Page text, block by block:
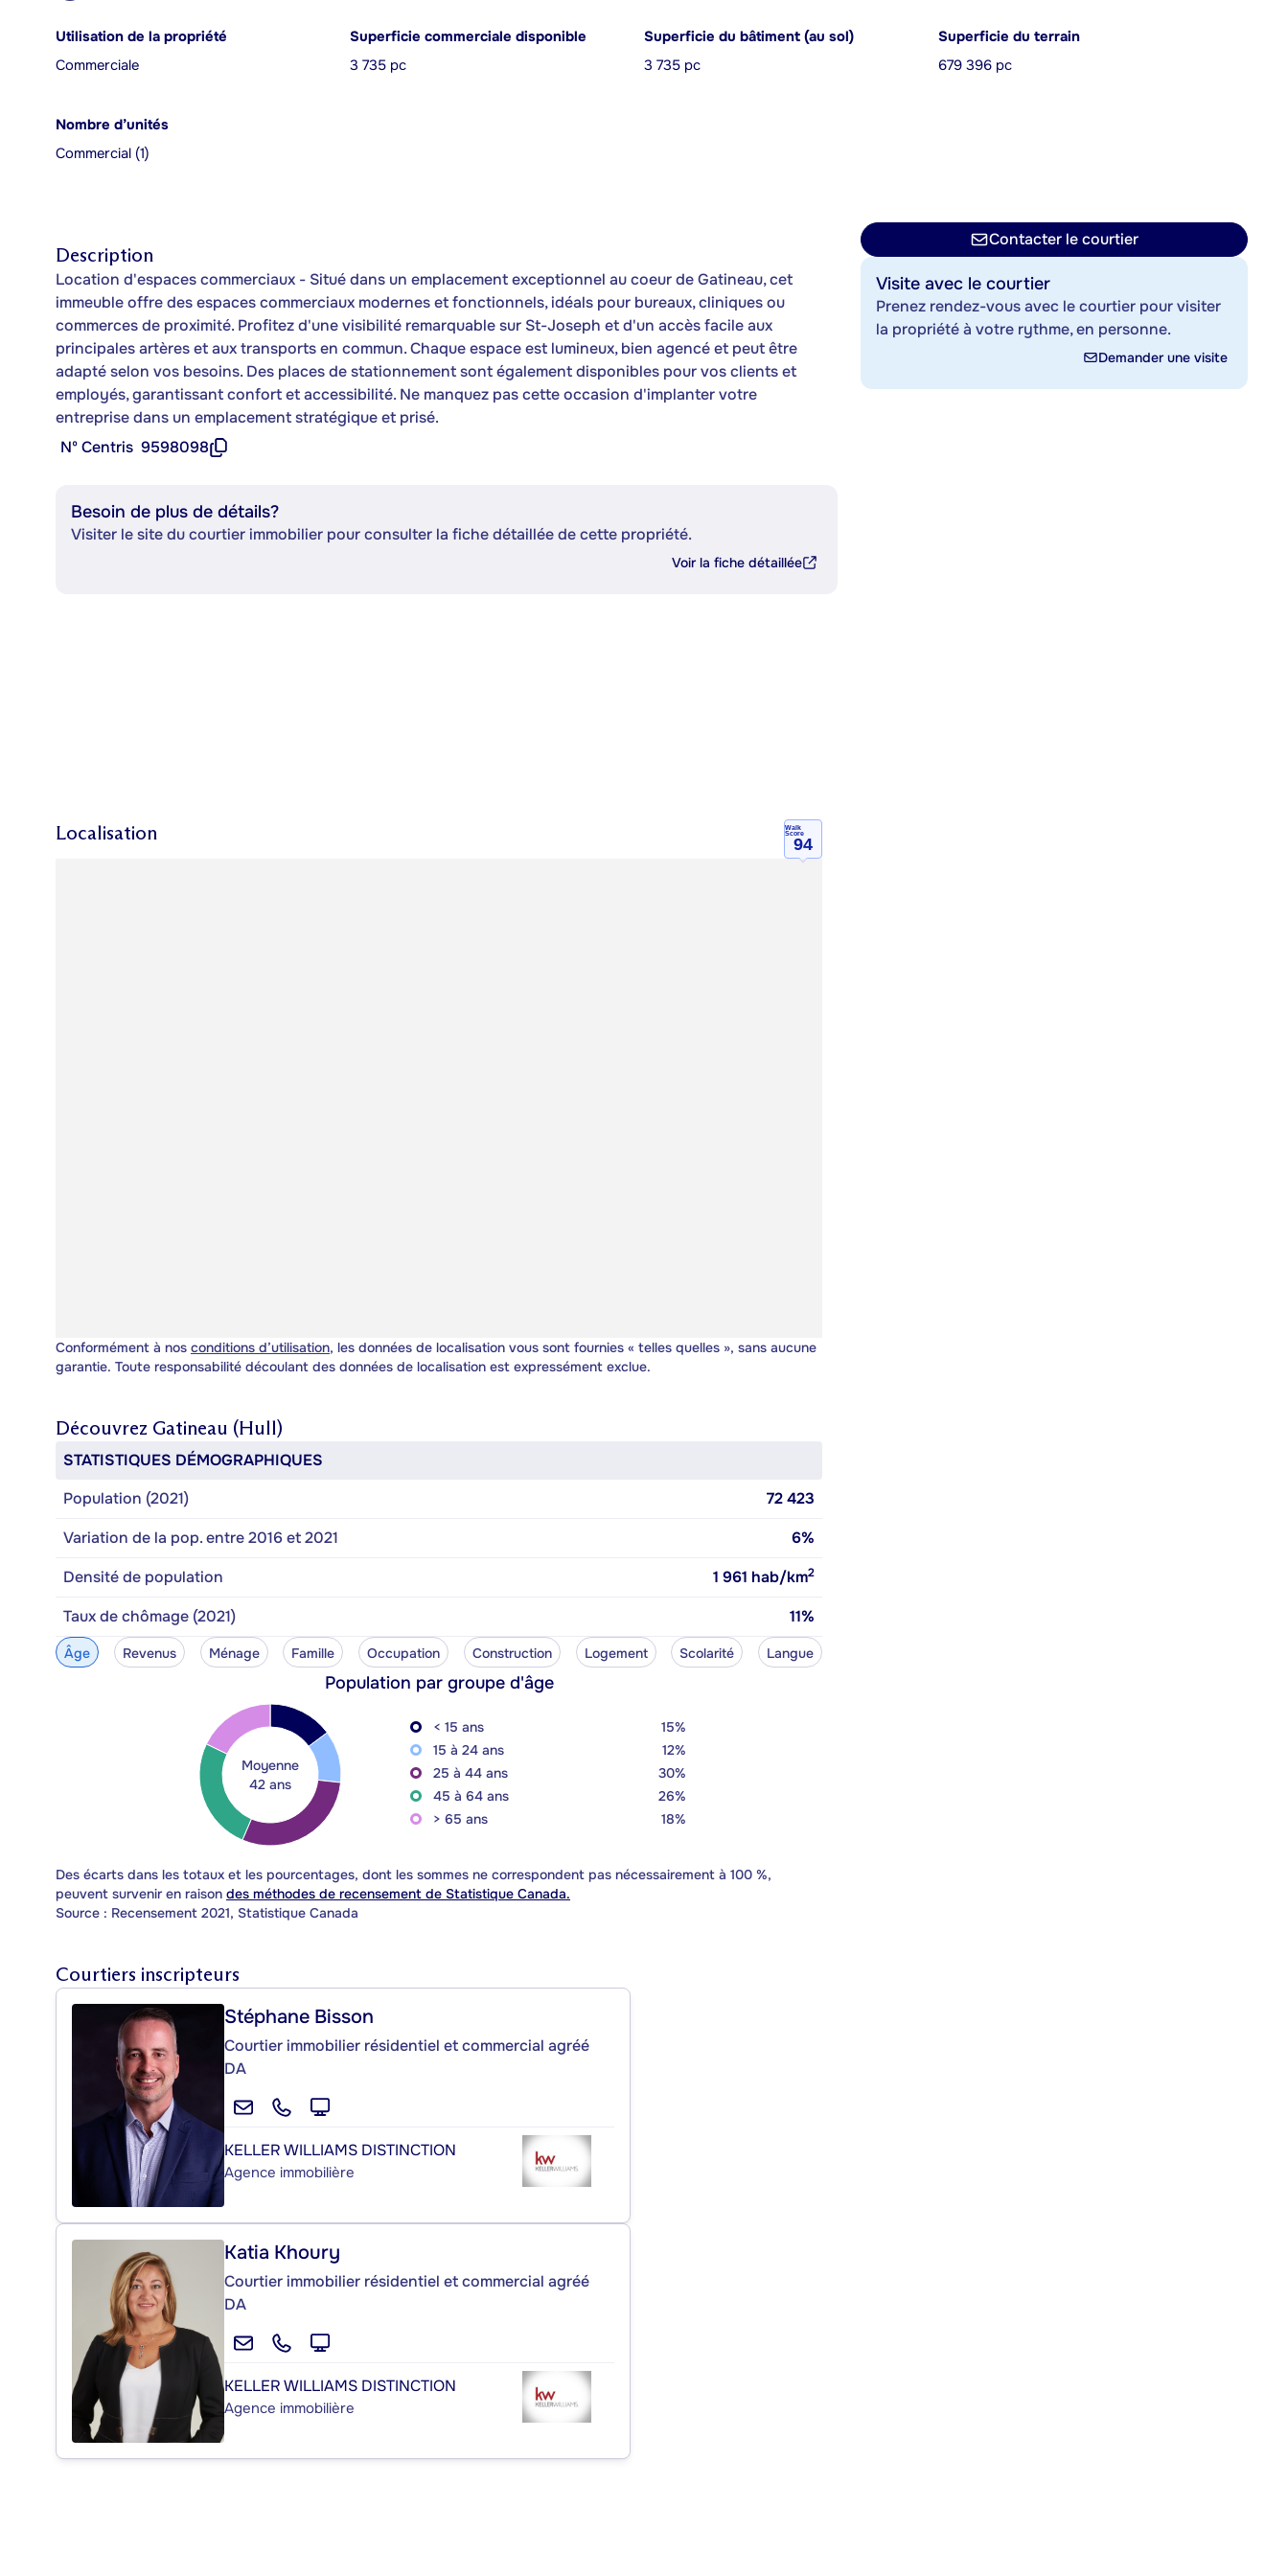
Utilisation de la propriété
Commerciale
Superficie commerciale disponible
3 735 pc
Superficie du bâtiment (au sol)
3 735 pc
Superficie du terrain
679 396 pc
Nombre d’unités
Commercial (1)
Description
Location d'espaces commerciaux - Situé dans un emplacement exceptionnel au coeur de Gatineau, cet
immeuble offre des espaces commerciaux modernes et fonctionnels, idéals pour bureaux, cliniques ou
commerces de proximité. Profitez d'une visibilité remarquable sur St-Joseph et d'un accès facile aux
principales artères et aux transports en commun. Chaque espace est lumineux, bien agencé et peut être
adapté selon vos besoins. Des places de stationnement sont également disponibles pour vos clients et
employés, garantissant confort et accessibilité. Ne manquez pas cette occasion d'implanter votre
entreprise dans un emplacement stratégique et prisé.
Nº Centris 9598098
Besoin de plus de détails?
Visiter le site du courtier immobilier pour consulter la fiche détaillée de cette propriété.
Voir la fiche détaillée
Localisation
Walk
Score
94
Conformément à nos conditions d’utilisation, les données de localisation vous sont fournies « telles quelles », sans aucune
garantie. Toute responsabilité découlant des données de localisation est expressément exclue.
Découvrez Gatineau (Hull)
STATISTIQUES DÉMOGRAPHIQUES
Population (2021)
72 423
Variation de la pop. entre 2016 et 2021
6%
Densité de population
1 961 hab/km2
Taux de chômage (2021) 11%
Âge Revenus Ménage Famille Occupation Construction Logement Scolarité Langue
Population par groupe d'âge
Moyenne
42 ans
< 15 ans
15%
15 à 24 ans
12%
25 à 44 ans
30%
45 à 64 ans
26%
> 65 ans
18%
Des écarts dans les totaux et les pourcentages, dont les sommes ne correspondent pas nécessairement à 100 %,
peuvent survenir en raison des méthodes de recensement de Statistique Canada.
Source : Recensement 2021, Statistique Canada
Courtiers inscripteurs
Stéphane Bisson
Courtier immobilier résidentiel et commercial agréé
DA
KELLER WILLIAMS DISTINCTION
Agence immobilière
Katia Khoury
Courtier immobilier résidentiel et commercial agréé
DA
KELLER WILLIAMS DISTINCTION
Agence immobilière
Contacter le courtier
Visite avec le courtier
Prenez rendez-vous avec le courtier pour visiter
la propriété à votre rythme, en personne.
Demander une visite